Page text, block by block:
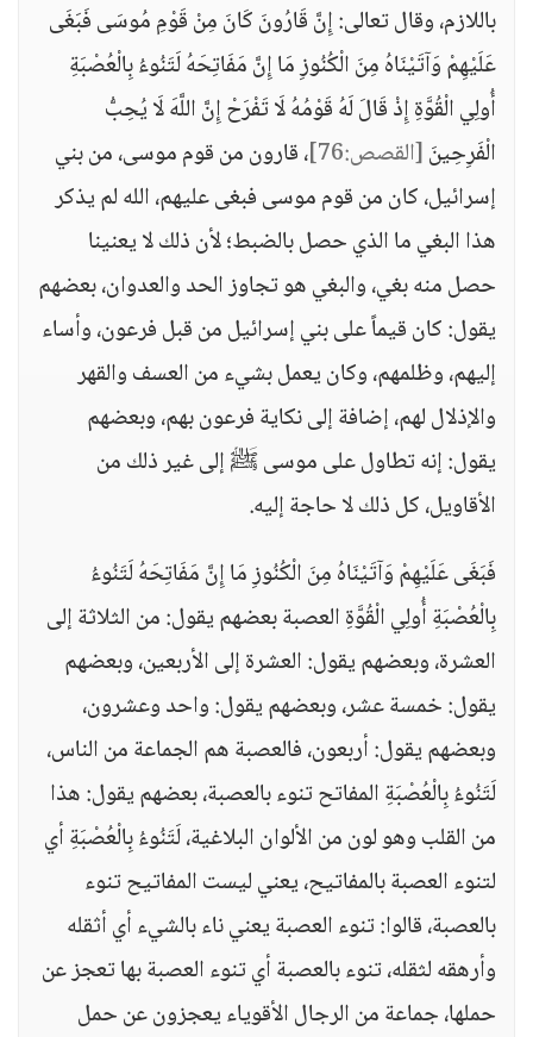
باللازم، وقال تعالى: إِنَّ قَارُونَ كَانَ مِنْ قَوْمِ مُوسَى فَبَغَى
عَلَيْهِمْ وَآتَيْنَاهُ مِنَ الْكُنُوزِ مَا إِنَّ مَفَاتِحَهُ لَتَنُوءُ بِالْعُصْبَةِ
أُولِي الْقُوَّةِ إِذْ قَالَ لَهُ قَوْمُهُ لَا تَفْرَحْ إِنَّ اللَّهَ لَا يُحِبُّ
الْفَرِحِينَ[القصص:76]
، قارون من قوم موسى، من بني
إسرائيل، كان من قوم موسى فبغى عليهم، الله لم يذكر
هذا البغي ما الذي حصل بالضبط؛ لأن ذلك لا يعنينا
حصل منه بغي، والبغي هو تجاوز الحد والعدوان، بعضهم
يقول: كان قيماً على بني إسرائيل من قبل فرعون، وأساء
إليهم، وظلمهم، وكان يعمل بشيء من العسف والقهر
والإذلال لهم، إضافة إلى نكاية فرعون بهم، وبعضهم
يقول: إنه تطاول على موسى ﷺ إلى غير ذلك من
الأقاويل، كل ذلك لا حاجة إليه.
فَبَغَى عَلَيْهِمْ وَآتَيْنَاهُ مِنَ الْكُنُوزِ مَا إِنَّ مَفَاتِحَهُ لَتَنُوءُ
بِالْعُصْبَةِ أُولِي الْقُوَّةِ العصبة بعضهم يقول: من الثلاثة إلى
العشرة، وبعضهم يقول: العشرة إلى الأربعين، وبعضهم
يقول: خمسة عشر، وبعضهم يقول: واحد وعشرون،
وبعضهم يقول: أربعون، فالعصبة هم الجماعة من الناس،
لَتَنُوءُ بِالْعُصْبَةِ المفاتح تنوء بالعصبة، بعضهم يقول: هذا
من القلب وهو لون من الألوان البلاغية، لَتَنُوءُ بِالْعُصْبَةِ أي
لتنوء العصبة بالمفاتيح، يعني ليست المفاتيح تنوء
بالعصبة، قالوا: تنوء العصبة يعني ناء بالشيء أي أثقله
وأرهقه لثقله، تنوء بالعصبة أي تنوء العصبة بها تعجز عن
حملها، جماعة من الرجال الأقوياء يعجزون عن حمل